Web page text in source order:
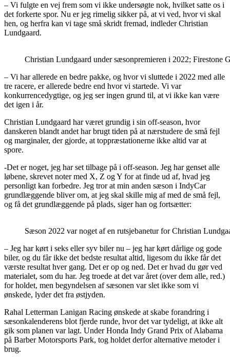
– Vi fulgte en vej frem som vi ikke undersøgte nok, hvilket satte os i
det forkerte spor. Nu er jeg rimelig sikker på, at vi ved, hvor vi skal
hen, og herfra kan vi tage små skridt fremad, indleder Christian
Lundgaard.
Christian Lundgaard under sæsonpremieren i 2022; Firestone
– Vi har allerede en bedre pakke, og hvor vi sluttede i 2022 med alle
tre racere, er allerede bedre end hvor vi startede. Vi var
konkurrencedygtige, og jeg ser ingen grund til, at vi ikke kan være
det igen i år.
Christian Lundgaard har været grundig i sin off-season, hvor
danskeren blandt andet har brugt tiden på at nærstudere de små fejl
og marginaler, der gjorde, at toppræstationerne ikke altid var at
spore.
-Det er noget, jeg har set tilbage på i off-season. Jeg har genset alle
løbene, skrevet noter med X, Z og Y for at finde ud af, hvad jeg
personligt kan forbedre. Jeg tror at min anden sæson i IndyCar
grundlæggende bliver om, at jeg skal skille mig af med de små fejl,
og få det grundlæggende på plads, siger han og fortsætter:
Sæson 2022 var noget af en rutsjebanetur for Christian
– Jeg har kørt i seks eller syv biler nu – jeg har kørt dårlige og gode
biler, og du får ikke det bedste resultat altid, ligesom du ikke får det
værste resultat hver gang. Det er op og ned. Det er hvad du gør ved
materialet, som du har. Jeg troede at det var året (over dem alle, red.)
for holdet, men begyndelsen af sæsonen var slet ikke som vi
ønskede, lyder det fra østjyden.
Rahal Letterman Lanigan Racing ønskede at skabe forandring i
sæsonkalenderens blot fjerde runde, hvor det var tydeligt, at ikke alt
gik som planen var lagt. Under Honda Indy Grand Prix of Alabama
på Barber Motorsports Park, tog holdet derfor alternative metoder i
brug.